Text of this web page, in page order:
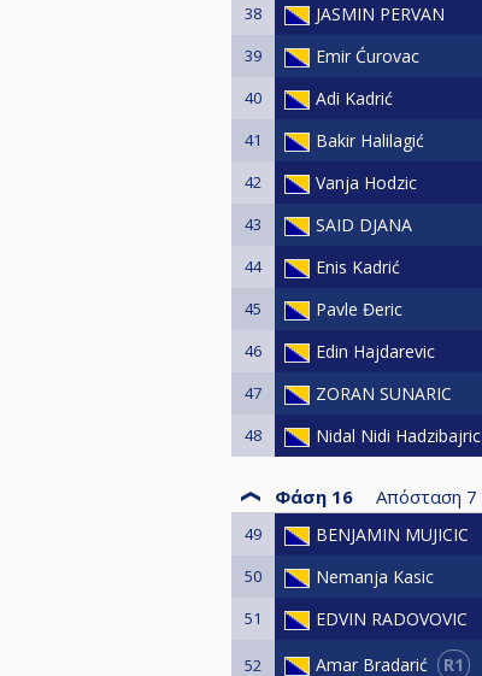
38 JASMIN PERVAN
39 Emir Ćurovac
40 Adi Kadrić
41 Bakir Halilagić
42 Vanja Hodzic
43 SAID DJANA
44 Enis Kadrić
45 Pavle Đeric
46 Edin Hajdarevic
47 ZORAN SUNARIC
48 Nidal Nidi Hadzibajric
Φάση 16 Απόσταση 7
49 BENJAMIN MUJICIC
50 Nemanja Kasic
51 EDVIN RADOVOVIC
52 Amar Bradarić R1